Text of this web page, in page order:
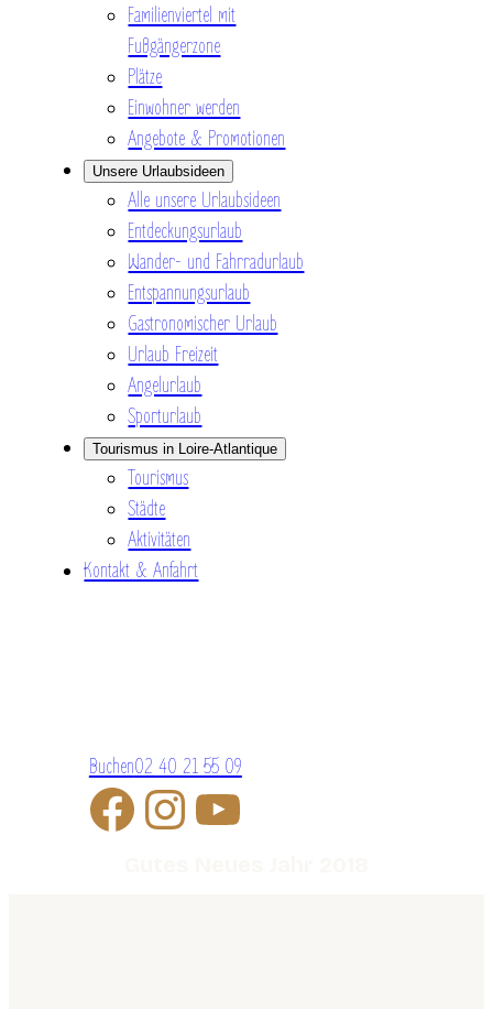
Familienviertel mit
Fußgängerzone
Plätze
Einwohner werden
Angebote & Promotionen
Unsere Urlaubsideen
Alle unsere Urlaubsideen
Entdeckungsurlaub
Wander- und Fahrradurlaub
Entspannungsurlaub
Gastronomischer Urlaub
Urlaub Freizeit
Angelurlaub
Sporturlaub
Tourismus in Loire-Atlantique
Tourismus
Städte
Aktivitäten
Kontakt & Anfahrt
Buchen02 40 21 55 09